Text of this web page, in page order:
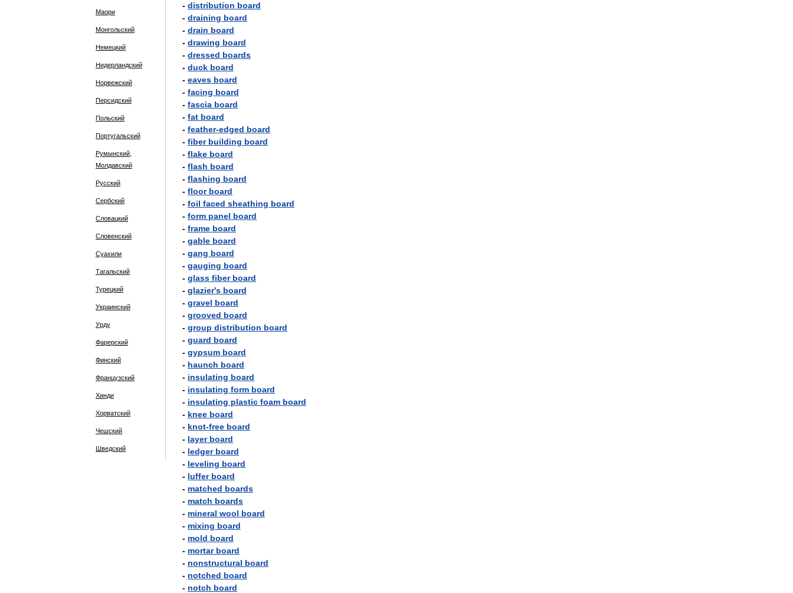
Маори
Монгольский
Немецкий
Нидерландский
Норвежский
Персидский
Польский
Португальский
Румынский,
Молдавский
Русский
Сербский
Словацкий
Словенский
Суахили
Тагальский
Турецкий
Украинский
Урду
Фарерский
Финский
Французский
Хинди
Хорватский
Чешский
Шведский
- distribution board
- draining board
- drain board
- drawing board
- dressed boards
- duck board
- eaves board
- facing board
- fascia board
- fat board
- feather-edged board
- fiber building board
- flake board
- flash board
- flashing board
- floor board
- foil faced sheathing board
- form panel board
- frame board
- gable board
- gang board
- gauging board
- glass fiber board
- glazier's board
- gravel board
- grooved board
- group distribution board
- guard board
- gypsum board
- haunch board
- insulating board
- insulating form board
- insulating plastic foam board
- knee board
- knot-free board
- layer board
- ledger board
- leveling board
- luffer board
- matched boards
- match boards
- mineral wool board
- mixing board
- mold board
- mortar board
- nonstructural board
- notched board
- notch board